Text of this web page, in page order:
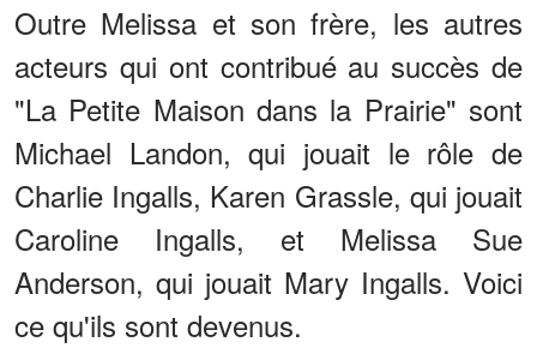
Outre Melissa et son frère, les autres
acteurs qui ont contribué au succès de
"La Petite Maison dans la Prairie" sont
Michael Landon, qui jouait le rôle de
Charlie Ingalls, Karen Grassle, qui jouait
Caroline Ingalls, et Melissa Sue
Anderson, qui jouait Mary Ingalls. Voici
ce qu'ils sont devenus.